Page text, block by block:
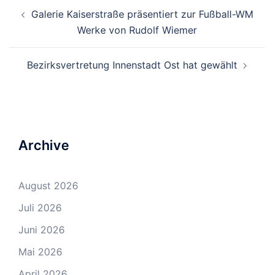
Navigation
Galerie Kaiserstraße präsentiert zur Fußball-WM
Werke von Rudolf Wiemer
Bezirksvertretung Innenstadt Ost hat gewählt
Archive
August 2026
Juli 2026
Juni 2026
Mai 2026